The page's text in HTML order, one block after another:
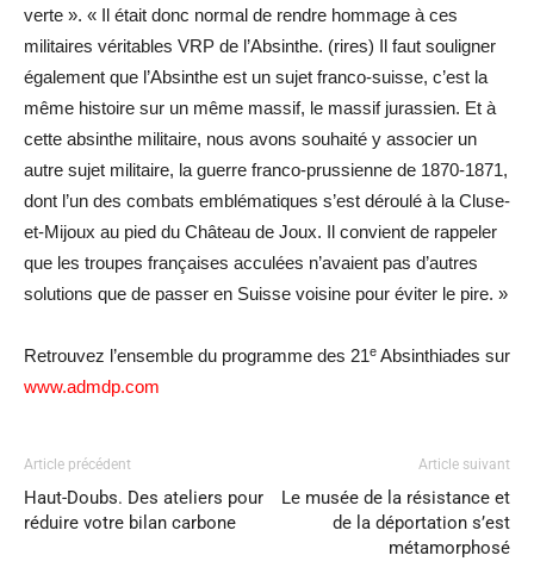
verte ». « Il était donc normal de rendre hommage à ces
militaires véritables VRP de l’Absinthe. (rires) Il faut souligner
également que l’Absinthe est un sujet franco-suisse, c’est la
même histoire sur un même massif, le massif jurassien. Et à
cette absinthe militaire, nous avons souhaité y associer un
autre sujet militaire, la guerre franco-prussienne de 1870-1871,
dont l’un des combats emblématiques s’est déroulé à la Cluse-
et-Mijoux au pied du Château de Joux. Il convient de rappeler
que les troupes françaises acculées n’avaient pas d’autres
solutions que de passer en Suisse voisine pour éviter le pire. »
Retrouvez l’ensemble du programme des 21e Absinthiades sur
www.admdp.com
Article précédent
Haut-Doubs. Des ateliers pour
réduire votre bilan carbone
Article suivant
Le musée de la résistance et
de la déportation s’est
métamorphosé